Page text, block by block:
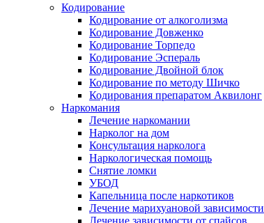
Кодирование
Кодирование от алкоголизма
Кодирование Довженко
Кодирование Торпедо
Кодирование Эспераль
Кодирование Двойной блок
Кодирование по методу Шичко
Кодирования препаратом Аквилонг
Наркомания
Лечение наркомании
Нарколог на дом
Консультация нарколога
Наркологическая помощь
Снятие ломки
УБОД
Капельница после наркотиков
Лечение марихуановой зависимости
Лечение зависимости от спайсов